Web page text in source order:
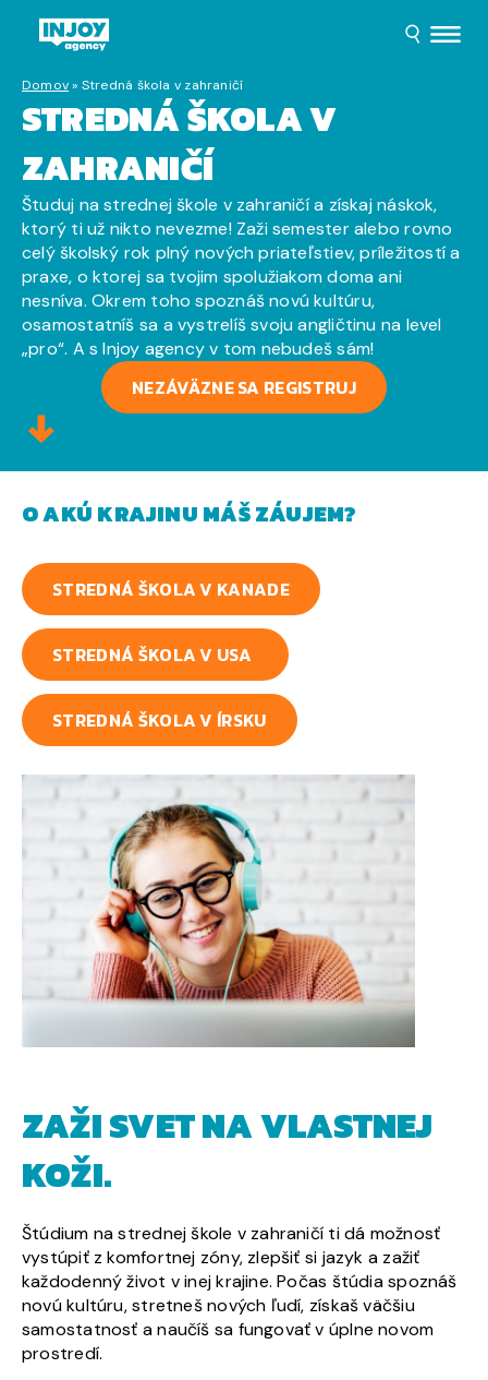
Domov» Stredná škola v zahraničí
STREDNÁ ŠKOLA V
ZAHRANIČÍ
Študuj na strednej škole v zahraničí a získaj náskok,
ktorý ti už nikto nevezme! Zaži semester alebo rovno
celý školský rok plný nových priateľstiev, príležitostí a
praxe, o ktorej sa tvojim spolužiakom doma ani
nesníva. Okrem toho spoznáš novú kultúru,
osamostatníš sa a vystrelíš svoju angličtinu na level
„pro“. A s Injoy agency v tom nebudeš sám!
NEZÁVÄZNE SA REGISTRUJ
O AKÚ KRAJINU MÁŠ ZÁUJEM?
STREDNÁ ŠKOLA V KANADE
STREDNÁ ŠKOLA V USA
STREDNÁ ŠKOLA V ÍRSKU
ZAŽI SVET NA VLASTNEJ
KOŽI.
Štúdium na strednej škole v zahraničí ti dá možnosť
vystúpiť z komfortnej zóny, zlepšiť si jazyk a zažiť
každodenný život v inej krajine. Počas štúdia spoznáš
novú kultúru, stretneš nových ľudí, získaš väčšiu
samostatnosť a naučíš sa fungovať v úplne novom
prostredí.